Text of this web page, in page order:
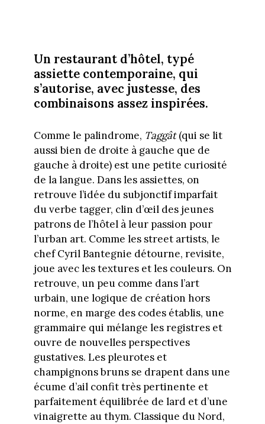
Un restaurant d’hôtel, typé
assiette contemporaine, qui
s’autorise, avec justesse, des
combinaisons assez inspirées.
Comme le palindrome, Taggât(qui se lit
aussi bien de droite à gauche que de
gauche à droite) est une petite curiosité
de la langue. Dans les assiettes, on
retrouve l’idée du subjonctif imparfait
du verbe tagger, clin d’œil des jeunes
patrons de l’hôtel à leur passion pour
l’urban art. Comme les street artists, le
chef Cyril Bantegnie détourne, revisite,
joue avec les textures et les couleurs. On
retrouve, un peu comme dans l’art
urbain, une logique de création hors
norme, en marge des codes établis, une
grammaire qui mélange les registres et
ouvre de nouvelles perspectives
gustatives. Les pleurotes et
champignons bruns se drapent dans une
écume d’ail confit très pertinente et
parfaitement équilibrée de lard et d’une
vinaigrette au thym. Classique du Nord,